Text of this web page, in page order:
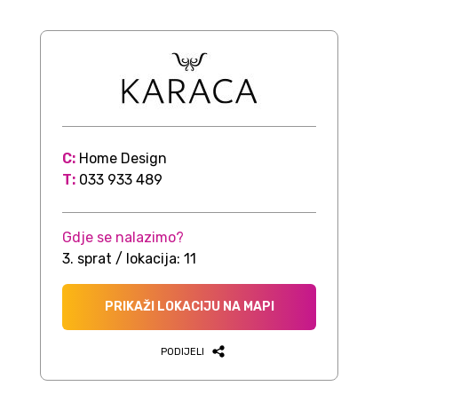
C: Home Design
T: 033 933 489
Gdje se nalazimo?
3. sprat / lokacija: 11
PRIKAŽI LOKACIJU NA MAPI
PODIJELI